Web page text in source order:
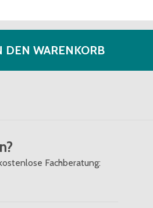
DEN WARENKORB
Fachberatung: